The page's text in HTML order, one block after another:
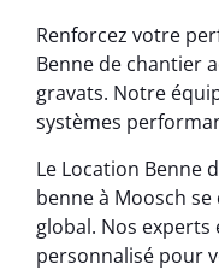
Renforcez votre
Benne de chantier
gravats. Notre
systèmes
Le Location Benne
benne à Moosch
global. Nos
personnalisé pour